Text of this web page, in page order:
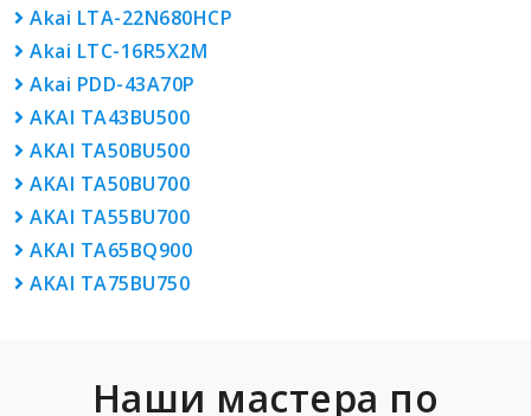
Akai LTA-22N680HCP
Akai LTC-16R5X2M
Akai PDD-43A70P
AKAI TA43BU500
AKAI TA50BU500
AKAI TA50BU700
AKAI TA55BU700
AKAI TA65BQ900
AKAI TA75BU750
Наши мастера по